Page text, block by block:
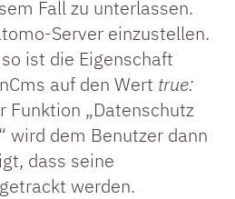
Fall zu unterlassen.
Server einzustellen.
ist die Eigenschaft
auf den Wert true:
Funktion „Datenschutz
wird dem Benutzer dann
dass seine
werden.